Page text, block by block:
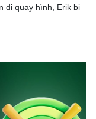
đi quay hình, Erik bị